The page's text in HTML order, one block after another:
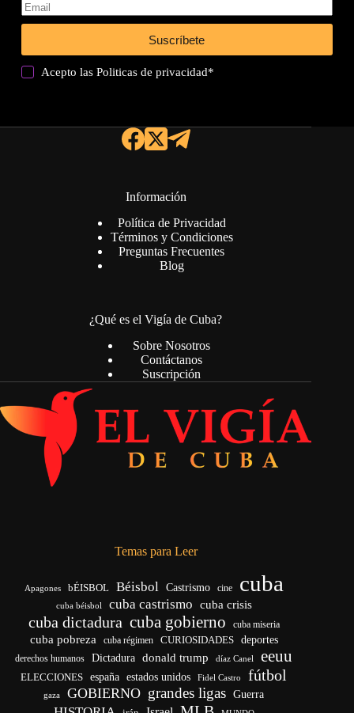
Suscríbete
Acepto lasPoliticas de privacidad*
Información
Política de Privacidad
Términos y Condiciones
Preguntas Frecuentes
Blog
¿Qué es el Vigía de Cuba?
Sobre Nosotros
Contáctanos
Suscripción
Temas para Leer
Apagones bÉISBOL Béisbol Castrismo cine cuba
cuba béisbol cuba castrismo cuba crisis
cuba dictadura cuba gobierno cuba miseria
cuba pobreza cuba régimen CURIOSIDADES deportes
derechos humanos Dictadura donald trump díaz Canel eeuu
ELECCIONES españa estados unidos Fidel Castro fútbol
gaza GOBIERNO grandes ligas Guerra